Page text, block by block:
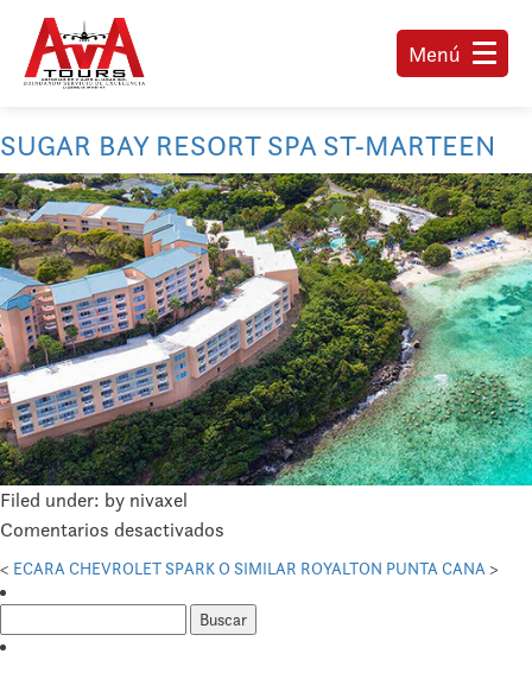
Menú
SUGAR BAY RESORT SPA ST-MARTEEN
Filed under: by nivaxel
Comentarios desactivados
SUGAR
RESORT
< ECARA CHEVROLET SPARK O SIMILAR ROYALTON PUNTA CANA >